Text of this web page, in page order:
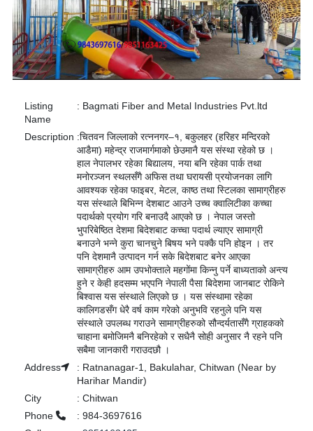
Listing
Name
: Bagmati Fiber and Metal Industries Pvt.ltd
Description :चितवन जिल्लाको रत्ननगर–१, बकुलहर (हरिहर मन्दिरको
आडैमा) महेन्द्र राजमार्गमाको छेउमानै यस संस्था रहेको छ ।
हाल नेपालभर रहेका बिद्यालय, नया बनि रहेका पार्क तथा
मनोरञ्जन स्थलसँगै अफिस तथा घरायसी प्रयोजनका लागि
आवश्यक रहेका फाइबर, मेटल, काष्ठ तथा स्टिलका सामाग्रीहरु
यस संस्थाले बिभिन्न देशबाट आउने उच्च क्वालिटीका कच्चा
पदार्थको प्रयोग गरि बनाउदै आएको छ । नेपाल जस्तो
भुपरिबेष्ठित देशमा बिदेशबाट कच्चा पदार्थ ल्याएर सामाग्री
बनाउने भन्ने कुरा चानचुने बिषय भने पक्कै पनि होइन । तर
पनि देशमानै उत्पादन गर्न सके बिदेशबाट बनेर आएका
सामाग्रीहरु आम उपभोक्ताले महगोंमा किन्नु पर्ने बाध्यताको अन्त्य
हुने र केही हदसम्म भएपनि नेपाली पैसा बिदेशमा जानबाट रोकिने
बिश्वास यस संस्थाले लिएको छ । यस संस्थामा रहेका
कालिगडसँग धेरै वर्ष काम गरेको अनुभवि रहनुले पनि यस
संस्थाले उपलब्ध गराउने सामाग्रीहरुको सौन्दर्यतासँगै ग्राहकको
चाहाना बमोजिमनै बनिरहेको र सधैनै सोही अनुसार नै रहने पनि
सबैमा जानकारी गराउदछौ ।
Address
: Ratnanagar-1, Bakulahar, Chitwan (Near by
Harihar Mandir)
City
: Chitwan
Phone
: 984-3697616